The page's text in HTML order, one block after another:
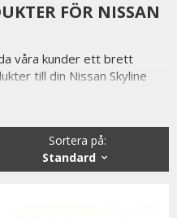
FÖR NISSAN
våra kunder ett brett
till din Nissan Skyline
MTS-Technk, Ta-Technik
Sortera på:
Standard